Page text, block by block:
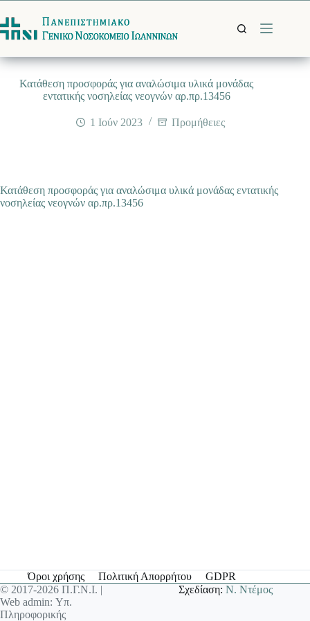
στο
περιεχόμενο
Κατάθεση προσφοράς για αναλώσιμα υλικά μονάδας
εντατικής νοσηλείας νεογνών αρ.πρ.13456
1 Ιούν 2023 Προμήθειες
Κατάθεση προσφοράς για αναλώσιμα υλικά μονάδας εντατικής
νοσηλείας νεογνών αρ.πρ.13456
Όροι χρήσης Πολιτική Απορρήτου
GDPR
© 2017-2026 Π.Γ.Ν.Ι. |
Web admin: Υπ.
Πληροφορικής
Σχεδίαση:Ν. Ντέμος